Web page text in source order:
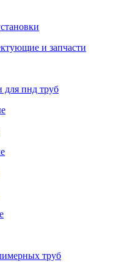
и запчасти
для пнд труб
труб